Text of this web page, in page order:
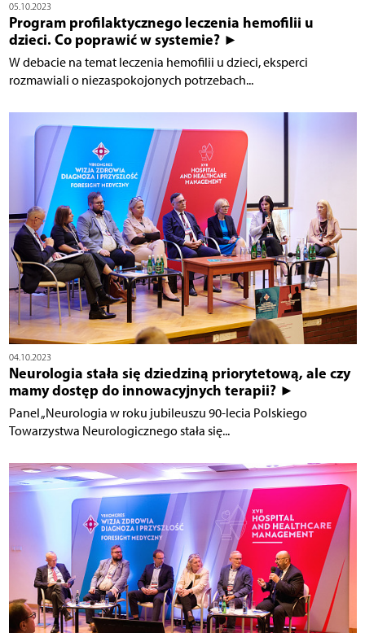
05.10.2023
Program profilaktycznego leczenia hemofilii u
dzieci. Co poprawić w systemie? ►
W debacie na temat leczenia hemofilii u dzieci, eksperci
rozmawiali o niezaspokojonych potrzebach...
04.10.2023
Neurologia stała się dziedziną priorytetową, ale czy
mamy dostęp do innowacyjnych terapii? ►
Panel „Neurologia w roku jubileuszu 90-lecia Polskiego
Towarzystwa Neurologicznego stała się...